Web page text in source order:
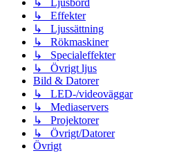
↳ Effekter
↳ Ljussättning
↳ Rökmaskiner
↳ Specialeffekter
↳ Övrigt ljus
Bild & Datorer
↳ LED-/videoväggar
↳ Mediaservers
↳ Projektorer
↳ Övrigt/Datorer
Övrigt